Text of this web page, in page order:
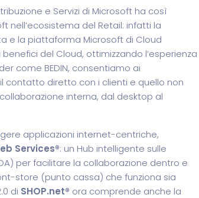
e Servizi di Microsoft ha così
nell’ecosistema del Retail: infatti la
e la piattaforma Microsoft di Cloud
del Cloud, ottimizzando l’esperienza
come BEDIN, consentiamo ai
contatto diretto con i clienti e quello non
interna, dal desktop al
applicazioni internet-centriche,
Services®: un Hub intelligente sulle
per facilitare la collaborazione dentro e
store (punto cassa) che funziona sia
di SHOP.net® ora comprende anche la